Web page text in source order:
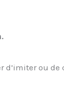
d’imiter ou